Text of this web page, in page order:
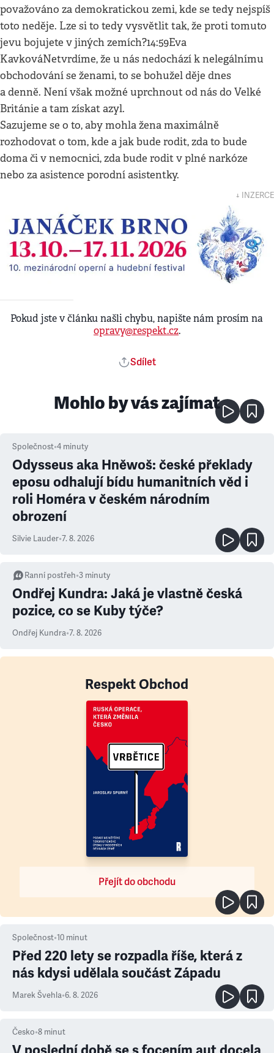
považováno za demokratickou zemi, kde se tedy nejspíš
toto neděje. Lze si to tedy vysvětlit tak, že proti tomuto
jevu bojujete v jiných zemích?14:59Eva
KavkováNetvrdíme, že u nás nedochází k nelegálnímu
obchodování se ženami, to se bohužel děje dnes
a denně. Není však možné uprchnout od nás do Velké
Británie a tam získat azyl.
Sazujeme se o to, aby mohla žena maximálně
rozhodovat o tom, kde a jak bude rodit, zda to bude
doma či v nemocnici, zda bude rodit v plné narkóze
nebo za asistence porodní asistentky.
↓ INZERCE
Pokud jste v článku našli chybu, napište nám prosím na
opravy@respekt.cz.
Sdílet
Mohlo by vás zajímat
Společnost•4 minuty
Odysseus aka Hněwoš: české překlady
eposu odhalují bídu humanitních věd i
roli Homéra v českém národním
obrození
Silvie Lauder•7. 8. 2026
Ranní postřeh•3 minuty
Ondřej Kundra: Jaká je vlastně česká
pozice, co se Kuby týče?
Ondřej Kundra•7. 8. 2026
Respekt Obchod
Přejít do obchodu
Společnost•10 minut
Před 220 lety se rozpadla říše, která z
nás kdysi udělala součást Západu
Marek Švehla•6. 8. 2026
Česko•8 minut